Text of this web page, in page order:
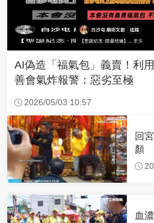
AI偽造「福氣包」義賣！利
善會氣炸報警：惡劣至極
2026/05/03 10:57
回
顏
血